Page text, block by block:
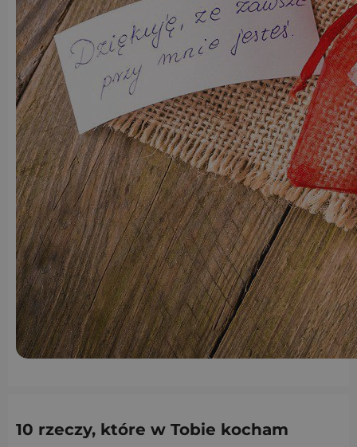
10 rzeczy, które w Tobie kocham